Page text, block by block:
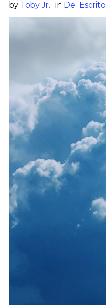
by Toby Jr. in Del